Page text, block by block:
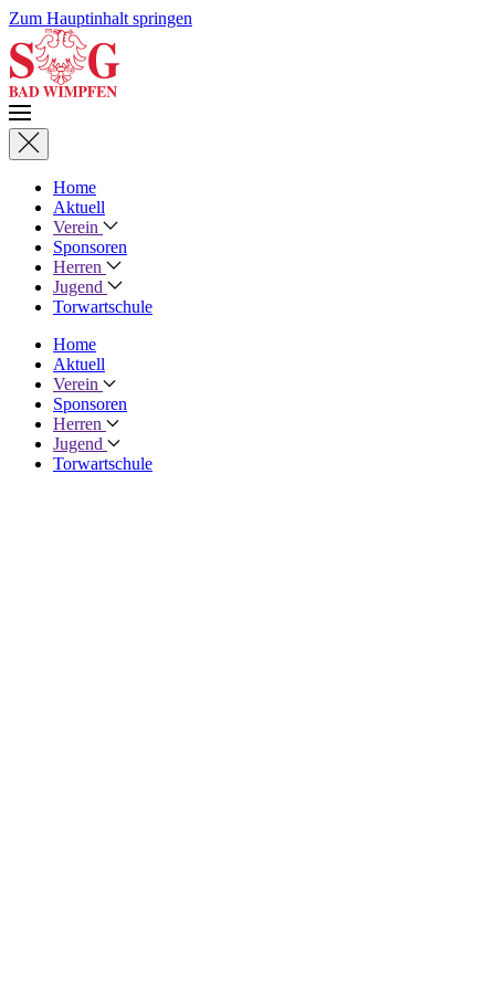
Zum Hauptinhalt springen
Home
Aktuell
Verein
Sponsoren
Herren
Jugend
Torwartschule
Home
Aktuell
Verein
Sponsoren
Herren
Jugend
Torwartschule